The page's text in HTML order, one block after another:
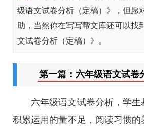
级语文试卷分析（定稿）》，但愿
助，当然你在写写帮文库还可以找
文试卷分析（定稿）》。
第一篇：六年级语文试卷
六年级语文试卷分析，学生
积累运用的量不足，阅读习惯